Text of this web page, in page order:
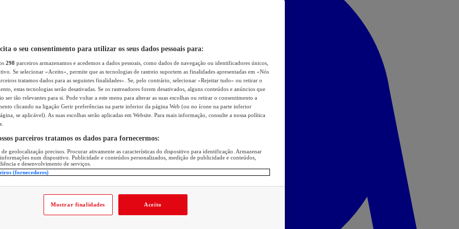
o seu consentimento para utilizar os seus dados pessoais para:
298 parceiros armazenamos e acedemos a dados pessoais, como dados de navegação ou identificadores únicos,
Se selecionar «Aceito», permite que as tecnologias de rastreio suportem as finalidades apresentadas em «Nós
tratamos dados para as seguintes finalidades». Se, pelo contrário, selecionar «Rejeitar tudo» ou retirar o
estas tecnologias serão desativadas. Se os rastreadores forem desativados, alguns conteúdos e anúncios que
ser tão relevantes para si. Pode voltar a este menu para alterar as suas escolhas ou retirar o consentimento a
clicando na ligação Gerir preferências na parte inferior da página Web (ou no ícone na parte inferior
se aplicável). As suas escolhas serão aplicadas em Website. Para mais informação, consulte a nossa política
parceiros tratamos os dados para fornecermos:
geolocalização precisos. Procurar ativamente as características do dispositivo para identificação. Armazenar
num dispositivo. Publicidade e conteúdos personalizados, medição de publicidade e conteúdos,
e desenvolvimento de serviços.
(fornecedores)
Mostrar finalidades Aceito